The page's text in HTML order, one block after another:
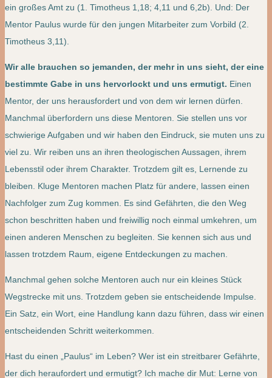
ein großes Amt zu (1. Timotheus 1,18; 4,11 und 6,2b). Und: Der
Mentor Paulus wurde für den jungen Mitarbeiter zum Vorbild (2.
Timotheus 3,11).
Wir alle brauchen so jemanden, der mehr in uns sieht, der eine
bestimmte Gabe in uns hervorlockt und uns ermutigt. Einen
Mentor, der uns herausfordert und von dem wir lernen dürfen.
Manchmal überfordern uns diese Mentoren. Sie stellen uns vor
schwierige Aufgaben und wir haben den Eindruck, sie muten uns zu
viel zu. Wir reiben uns an ihren theologischen Aussagen, ihrem
Lebensstil oder ihrem Charakter. Trotzdem gilt es, Lernende zu
bleiben. Kluge Mentoren machen Platz für andere, lassen einen
Nachfolger zum Zug kommen. Es sind Gefährten, die den Weg
schon beschritten haben und freiwillig noch einmal umkehren, um
einen anderen Menschen zu begleiten. Sie kennen sich aus und
lassen trotzdem Raum, eigene Entdeckungen zu machen.
Manchmal gehen solche Mentoren auch nur ein kleines Stück
Wegstrecke mit uns. Trotzdem geben sie entscheidende Impulse.
Ein Satz, ein Wort, eine Handlung kann dazu führen, dass wir einen
entscheidenden Schritt weiterkommen.
Hast du einen „Paulus“ im Leben? Wer ist ein streitbarer Gefährte,
der dich heraufordert und ermutigt? Ich mache dir Mut: Lerne von